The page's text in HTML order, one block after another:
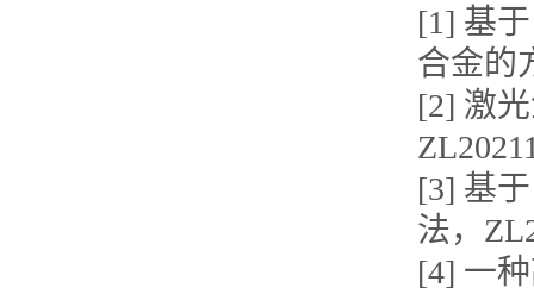
[1] 基
合金的
[2] 激
[3] 基
法，
[4] 一